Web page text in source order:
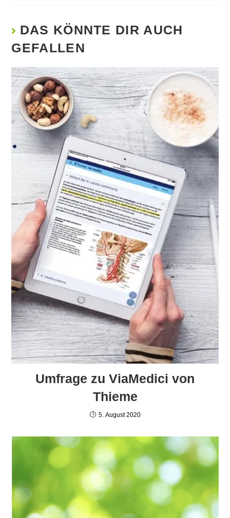
DAS KÖNNTE DIR AUCH
GEFALLEN
Umfrage zu ViaMedici von
Thieme
5. August 2020